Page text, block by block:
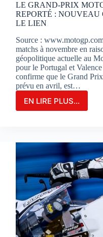
LE GRAND-PRIX
REPORTÉ :
LE LIEN
Source :
matchs à novembre en
géopolitique actuelle au
pour le Portugal et
confirme que le Grand
prévu en avril, est…
EN LIRE PLUS...
LE
DU
QATAR
EST
REPORTÉ
:
NOUVEAU
CALENDRIER
DANS
LE
LIEN